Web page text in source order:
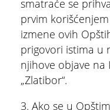
smatraće se
prvim
izmene ovih
prigovori istima u
njihove objave na
„Zlatibor“.
3. Ako se u